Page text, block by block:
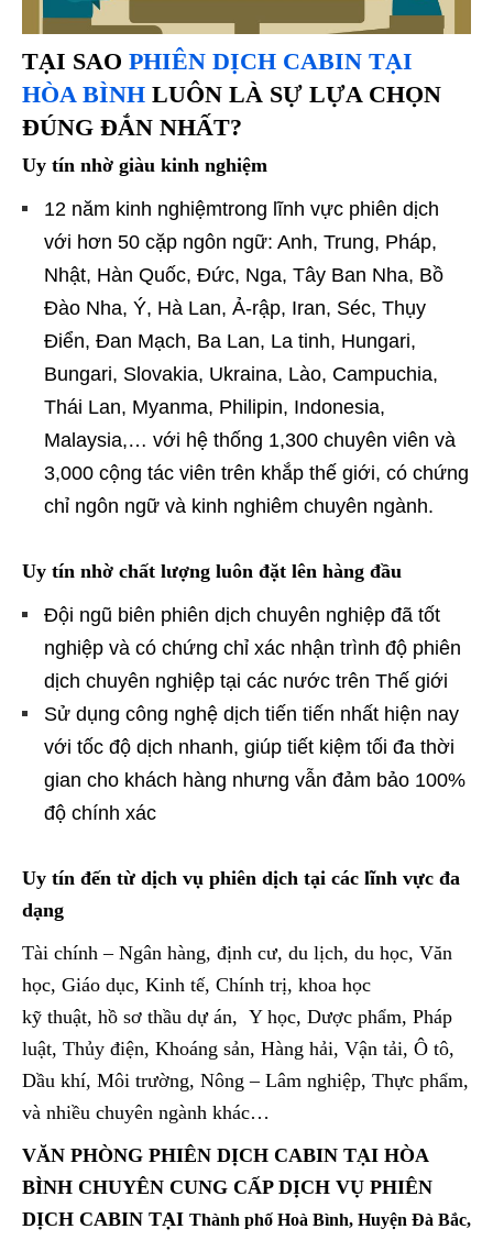
TẠI SAO PHIÊN DỊCH CABIN TẠI
HÒA BÌNH LUÔN LÀ SỰ LỰA CHỌN
ĐÚNG ĐẮN NHẤT?
Uy tín nhờ giàu kinh nghiệm
12 năm kinh nghiệmtrong lĩnh vực phiên dịch
với hơn 50 cặp ngôn ngữ: Anh, Trung, Pháp,
Nhật, Hàn Quốc, Đức, Nga, Tây Ban Nha, Bồ
Đào Nha, Ý, Hà Lan, Ả-rập, Iran, Séc, Thụy
Điển, Đan Mạch, Ba Lan, La tinh, Hungari,
Bungari, Slovakia, Ukraina, Lào, Campuchia,
Thái Lan, Myanma, Philipin, Indonesia,
Malaysia,… với hệ thống 1,300 chuyên viên và
3,000 cộng tác viên trên khắp thế giới, có chứng
chỉ ngôn ngữ và kinh nghiêm chuyên ngành.
Uy tín nhờ chất lượng luôn đặt lên hàng đầu
Đội ngũ biên phiên dịch chuyên nghiệp đã tốt
nghiệp và có chứng chỉ xác nhận trình độ phiên
dịch chuyên nghiệp tại các nước trên Thế giới
Sử dụng công nghệ dịch tiến tiến nhất hiện nay
với tốc độ dịch nhanh, giúp tiết kiệm tối đa thời
gian cho khách hàng nhưng vẫn đảm bảo 100%
độ chính xác
Uy tín đến từ dịch vụ phiên dịch tại các lĩnh vực đa
dạng
Tài chính – Ngân hàng, định cư, du lịch, du học, Văn
học, Giáo dục, Kinh tế, Chính trị, khoa học
kỹ thuật, hồ sơ thầu dự án, Y học, Dược phẩm, Pháp
luật, Thủy điện, Khoáng sản, Hàng hải, Vận tải, Ô tô,
Dầu khí, Môi trường, Nông – Lâm nghiệp, Thực phẩm,
và nhiều chuyên ngành khác…
VĂN PHÒNG PHIÊN DỊCH CABIN TẠI HÒA
BÌNH CHUYÊN CUNG CẤP DỊCH VỤ PHIÊN
DỊCH CABIN TẠI Thành phố Hoà Bình, Huyện Đà Bắc,